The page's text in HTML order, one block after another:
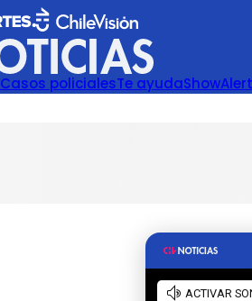
Casos policialesTe ayudaShow